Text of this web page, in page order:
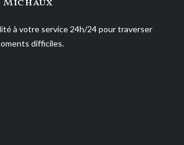
à votre service 24h/24 pour traverser
difficiles.